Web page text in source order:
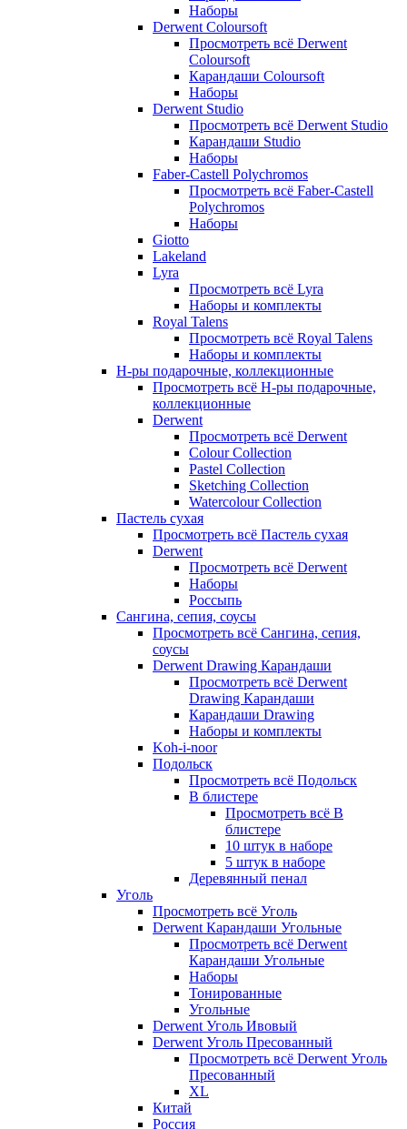
Наборы
Derwent Coloursoft
Просмотреть всё Derwent
Coloursoft
Карандаши Coloursoft
Наборы
Derwent Studio
Просмотреть всё Derwent Studio
Карандаши Studio
Наборы
Faber-Castell Polychromos
Просмотреть всё Faber-Castell
Polychromos
Наборы
Giotto
Lakeland
Lyra
Просмотреть всё Lyra
Наборы и комплекты
Royal Talens
Просмотреть всё Royal Talens
Наборы и комплекты
Н-ры подарочные, коллекционные
Просмотреть всё Н-ры подарочные,
коллекционные
Derwent
Просмотреть всё Derwent
Colour Collection
Pastel Collection
Sketching Collection
Watercolour Collection
Пастель сухая
Просмотреть всё Пастель сухая
Derwent
Просмотреть всё Derwent
Наборы
Россыпь
Сангина, сепия, соусы
Просмотреть всё Сангина, сепия,
соусы
Derwent Drawing Карандаши
Просмотреть всё Derwent
Drawing Карандаши
Карандаши Drawing
Наборы и комплекты
Koh-i-noor
Подольск
Просмотреть всё Подольск
В блистере
Просмотреть всё В
блистере
10 штук в наборе
5 штук в наборе
Деревянный пенал
Уголь
Просмотреть всё Уголь
Derwent Карандаши Угольные
Просмотреть всё Derwent
Карандаши Угольные
Наборы
Тонированные
Угольные
Derwent Уголь Ивовый
Derwent Уголь Пресованный
Просмотреть всё Derwent Уголь
Пресованный
XL
Китай
Россия